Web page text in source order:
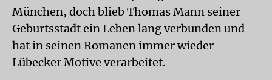
München, doch blieb Thomas Mann seiner
Geburtsstadt ein Leben lang verbunden und
hat in seinen Romanen immer wieder
Lübecker Motive verarbeitet.